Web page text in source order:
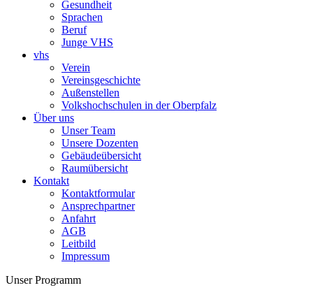
Gesundheit
Sprachen
Beruf
Junge VHS
vhs
Verein
Vereinsgeschichte
Außenstellen
Volkshochschulen in der Oberpfalz
Über uns
Unser Team
Unsere Dozenten
Gebäudeübersicht
Raumübersicht
Kontakt
Kontaktformular
Ansprechpartner
Anfahrt
AGB
Leitbild
Impressum
Unser Programm